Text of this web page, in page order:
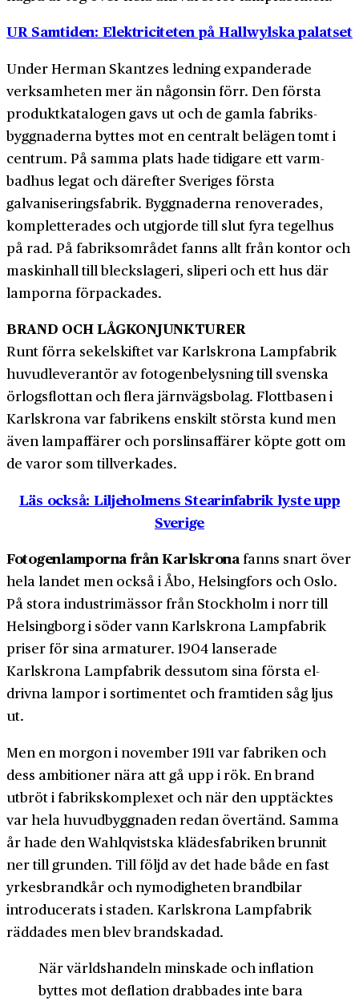
UR Samtiden: Elektriciteten på Hallwylska palatset
Under Herman Skantzes ledning expanderade
verksamheten mer än någonsin förr. Den första
produkt­katalogen gavs ut och de gamla fabriks­
byggnaderna byttes mot en centralt belägen tomt i
centrum. På samma plats hade tidigare ett varm­
badhus legat och därefter Sveriges första
galvaniserings­fabrik. Byggnaderna renoverades,
kompletterades och utgjorde till slut fyra tegelhus
på rad. På fabriks­området fanns allt från kontor och
maskinhall till bleck­slageri, sliperi och ett hus där
lamporna för­packades.
BRAND OCH LÅGKONJUNKTURER
Runt förra sekelskiftet var Karlskrona Lampfabrik
huvud­leverantör av fotogen­belysning till svenska
örlogs­flottan och flera järnvägs­bolag. Flottbasen i
Karlskrona var fabrikens enskilt största kund men
även lamp­affärer och porslins­affärer köpte gott om
de varor som tillverkades.
Läs också: Liljeholmens Stearinfabrik lyste upp
Sverige
Fotogenlamporna från Karlskronafanns snart över
hela landet men också i Åbo, Helsingfors och Oslo.
På stora industri­mässor från Stockholm i norr till
Helsingborg i söder vann Karlskrona Lampfabrik
priser för sina armaturer. 1904 lanserade
Karlskrona Lampfabrik dessutom sina första el­
drivna lampor i sortimentet och framtiden såg ljus
ut.
Men en morgon i november 1911 var fabriken och
dess ambitioner nära att gå upp i rök. En brand
utbröt i fabriks­komplexet och när den upptäcktes
var hela huvud­byggnaden redan övertänd. Samma
år hade den Wahlqvistska klädes­fabriken brunnit
ner till grunden. Till följd av det hade både en fast
yrkes­brandkår och ny­modigheten brand­bilar
introducerats i staden. Karlskrona Lampfabrik
räddades men blev brand­skadad.
När världs­handeln minskade och inflation
byttes mot deflation drabbades inte bara